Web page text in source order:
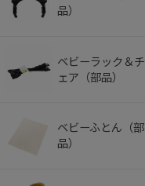
品）
ベビーラック＆チ
ェア（部品）
ベビーふとん（部
品）